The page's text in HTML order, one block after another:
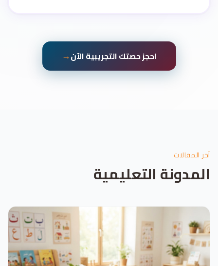
احجز حصتك التجريبية الآن→
آخر المقالات
المدونة التعليمية